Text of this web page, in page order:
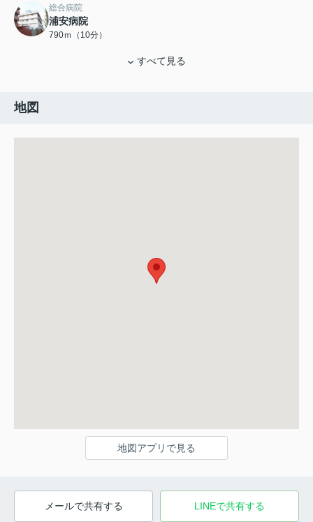
総合病院
浦安病院
790ｍ（10分）
すべて見る
地図
地図アプリで見る
メールで共有する LINEで共有する